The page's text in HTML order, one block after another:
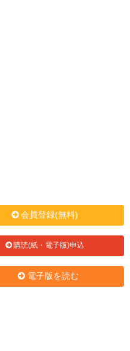
会員登録(無料)
購読(紙・電子版)申込
電子版を読む